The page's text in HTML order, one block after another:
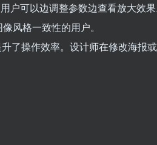
户可以边调整参数边查看放大效
风格一致性的用户。
了操作效率。设计师在修改海报